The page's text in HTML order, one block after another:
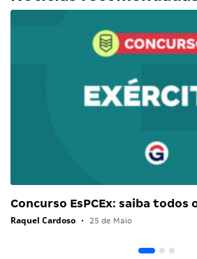
Concurso EsPCEx: saiba todos
Raquel Cardoso • 25 de Maio